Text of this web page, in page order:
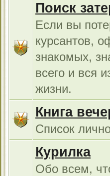
Поиск
Если вы
курсантов,
знакомых,
всего и вся
жизни.
Книга
Список
Курилка
Обо всем,